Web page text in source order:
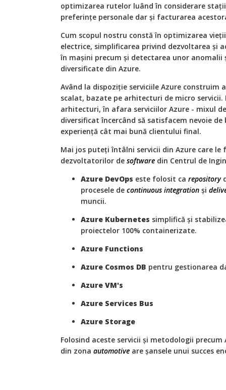
optimizarea rutelor luând în considerare
preferințe personale dar și facturarea
Cum scopul nostru constă în optimizarea
electrice, simplificarea privind dezvoltarea
în mașini precum și detectarea unor
diversificate din Azure.
Având la dispoziție serviciile Azure construim
scalat, bazate pe arhitecturi de micro
arhitecturi, în afara serviciilor Azure - mixul
diversificat încercând să satisfacem nevoie de
experiență cât mai bună clientului final.
Mai jos puteți întâlni servicii din Azure care
dezvoltatorilor de software din Centrul de
Azure DevOps este folosit ca repository
procesele de continuous integration și
muncii.
Azure Kubernetes simplifică și
proiectelor 100% containerizate.
Azure Functions
Azure Cosmos DB pentru gestionarea
Azure VM's
Azure Services Bus
Azure Storage
Folosind aceste servicii și metodologii
din zona automotive are șansele unui succes